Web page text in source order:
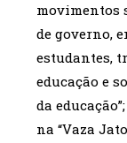
movimentos
de governo,
estudantes,
educação e
da
na “Vaza